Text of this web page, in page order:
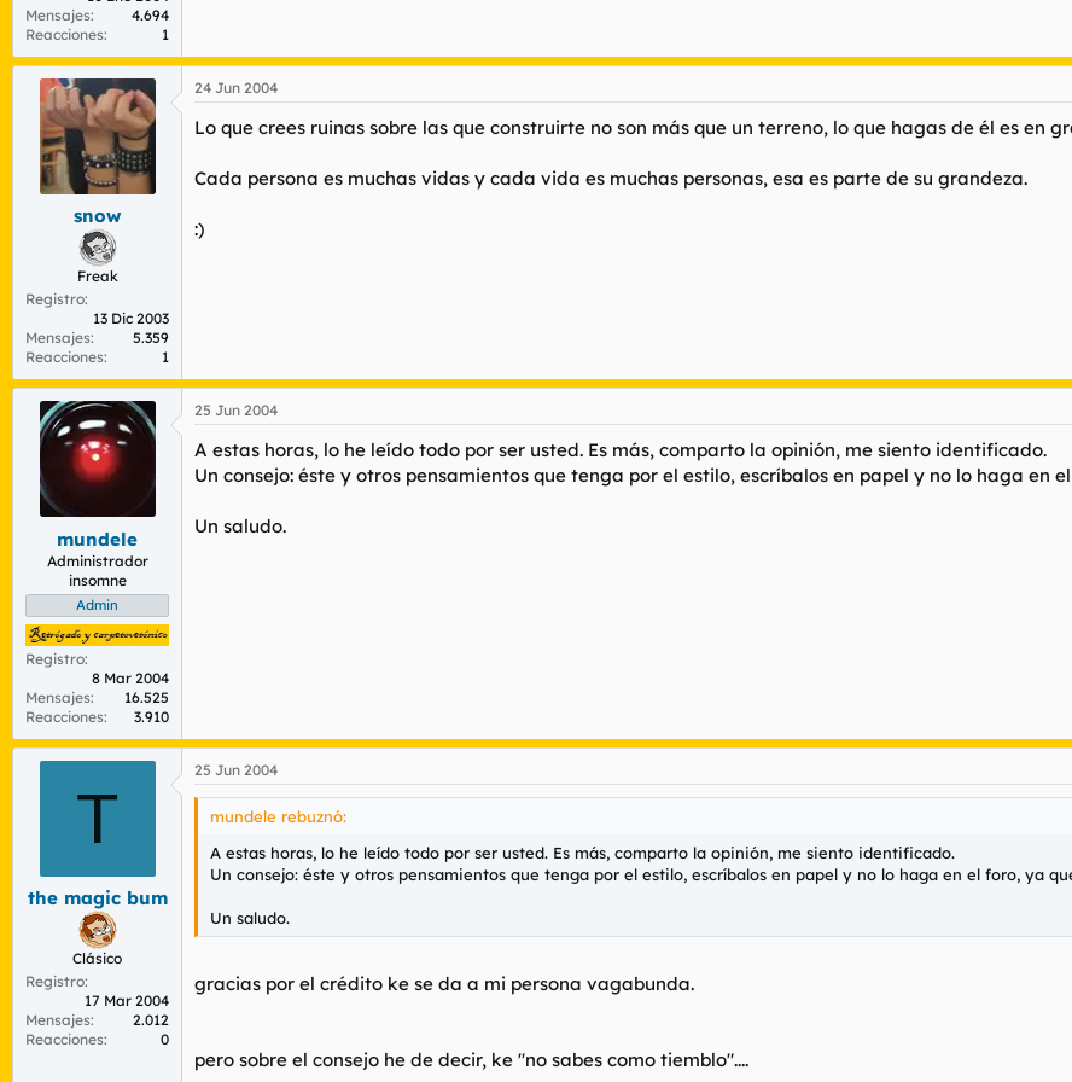
Mensajes
4.694
Reacciones
1
snow
Freak
Registro
13 Dic 2003
Mensajes
5.359
Reacciones
1
24 Jun 2004
Lo que crees ruinas sobre las que construirte no son más que un terreno, lo que hagas de él es en
Cada persona es muchas vidas y cada vida es muchas personas, esa es parte de su grandeza.
:)
mundele
Administrador
insomne
Admin
Registro
8 Mar 2004
Mensajes
16.525
Reacciones
3.910
25 Jun 2004
A estas horas, lo he leído todo por ser usted. Es más, comparto la opinión, me siento identificado.
Un consejo: éste y otros pensamientos que tenga por el estilo, escríbalos en papel y no lo haga en
Un saludo.
T
the magic bum
Clásico
Registro
17 Mar 2004
Mensajes
2.012
Reacciones
0
25 Jun 2004
mundele rebuznó:
A estas horas, lo he leído todo por ser usted. Es más, comparto la opinión, me siento identificado.
Un consejo: éste y otros pensamientos que tenga por el estilo, escríbalos en papel y no lo haga en el foro, ya
Un saludo.
gracias por el crédito ke se da a mi persona vagabunda.
pero sobre el consejo he de decir, ke "no sabes como tiemblo"....